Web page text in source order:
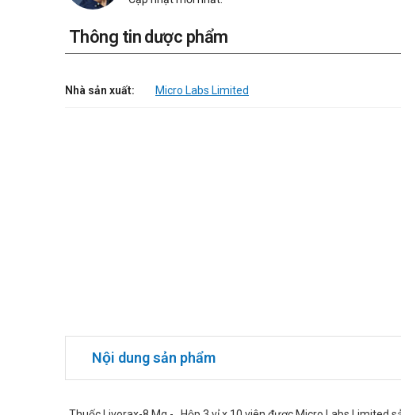
Thông tin dược phẩm
Nhà sản xuất: Micro Labs Limited
Nội dung sản phẩm